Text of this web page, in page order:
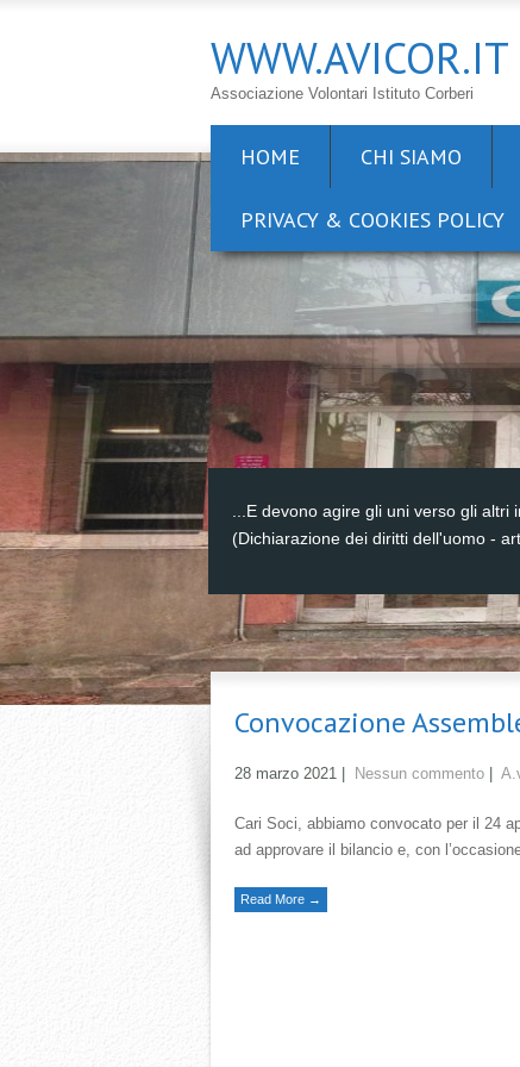
WWW.AVICOR.IT
Associazione Volontari Istituto Corberi
HOME CHI SIAMO
PRIVACY & COOKIES POLICY
...E devono agire gli uni verso gli altri
(Dichiarazione dei diritti dell'uomo -
Convocazione
28 marzo 2021 Nessun commento
Cari Soci, abbiamo convocato per il 24
ad approvare il bilancio e, con
Read More →